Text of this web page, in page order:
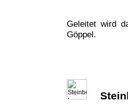
Geleitet wird
Göppel.